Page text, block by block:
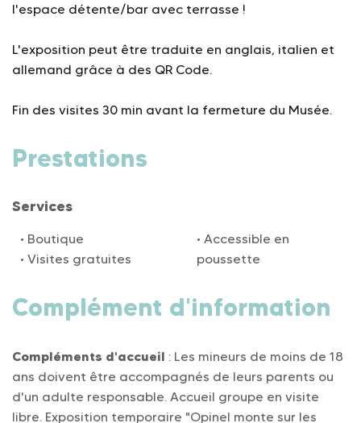
l'espace détente/bar avec terrasse !
L'exposition peut être traduite en anglais, italien et
allemand grâce à des QR Code.
Fin des visites 30 min avant la fermeture du Musée.
Prestations
Services
Boutique
Visites gratuites
Accessible en
poussette
Complément d'information
Compléments d'accueil : Les mineurs de moins de 18
ans doivent être accompagnés de leurs parents ou
d'un adulte responsable. Accueil groupe en visite
libre. Exposition temporaire "Opinel monte sur les